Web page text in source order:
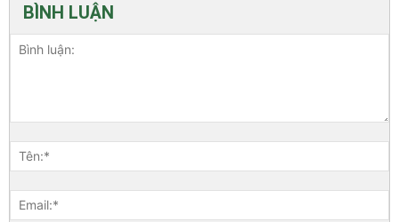
BÌNH LUẬN